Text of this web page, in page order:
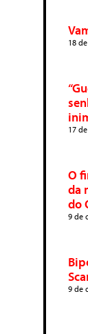
18
17
O
da
do
9 de
9 de